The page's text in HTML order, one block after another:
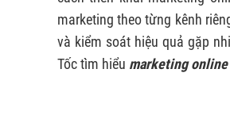
marketing theo từng kênh
và kiểm soát hiệu quả gặp
Tốc tìm hiểu marketing